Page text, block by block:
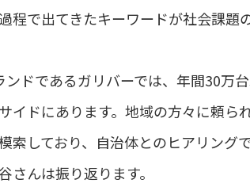
程で出てきたキーワードが社会課題
ンドであるガリバーでは、年間30万
イドにあります。地域の方々に頼ら
索しており、自治体とのヒアリング
さんは振り返ります。